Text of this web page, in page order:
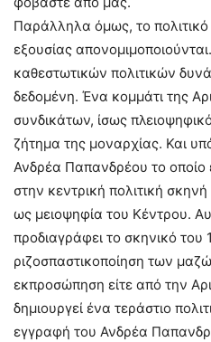
Παράλληλα όμως, το
εξουσίας
καθεστωτικών πολιτικών
δεδομένη. Ένα κομμάτι της
συνδικάτων, ίσως
ζήτημα της μοναρχίας. Και
Ανδρέα Παπανδρέου το οποίο
στην κεντρική πολιτική
ως μειοψηφία του Κέντρου.
προδιαγράφει το σκηνικό του
ριζοσπαστικοποίηση των
εκπροσώπηση είτε από την
δημιουργεί ένα τεράστιο
εγγραφή του Ανδρέα